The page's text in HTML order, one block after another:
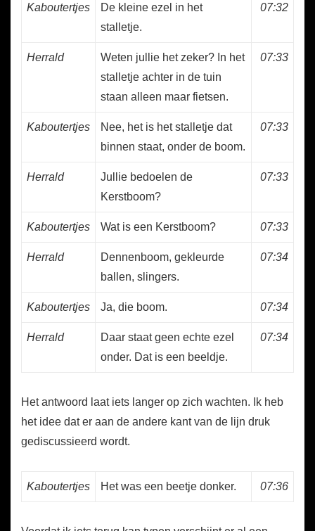
Kaboutertjes
De kleine ezel in het
stalletje.
07:32
Herrald
Weten jullie het zeker? In het
stalletje achter in de tuin
staan alleen maar fietsen.
07:33
Kaboutertjes
Nee, het is het stalletje dat
binnen staat, onder de boom.
07:33
Herrald
Jullie bedoelen de
Kerstboom?
07:33
Kaboutertjes Wat is een Kerstboom? 07:33
Herrald
Dennenboom, gekleurde
ballen, slingers.
07:34
Kaboutertjes Ja, die boom. 07:34
Herrald
Daar staat geen echte ezel
onder. Dat is een beeldje.
07:34
Het antwoord laat iets langer op zich wachten. Ik heb
het idee dat er aan de andere kant van de lijn druk
gediscussieerd wordt.
Kaboutertjes Het was een beetje donker. 07:36